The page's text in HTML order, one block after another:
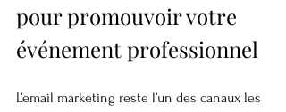
pour promouvoir votre
événement professionnel
L’email marketing reste l’un des canaux les